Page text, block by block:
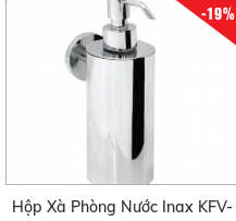
-19%
Hộp Xà Phòng Nước Inax KFV-